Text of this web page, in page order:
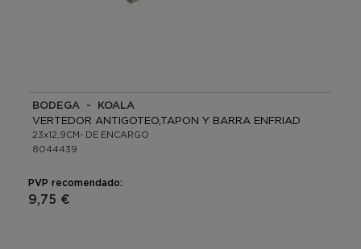
BODEGA - KOALA
VERTEDOR ANTIGOTEO,TAPON Y BARRA ENFRIAD
23x12,9CM- DE ENCARGO
8044439
PVP recomendado:
9,75 €